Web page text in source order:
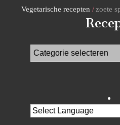
Vegetarische recepten
zoete